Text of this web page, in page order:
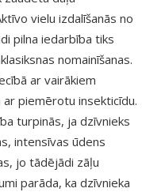
vielu izdalīšanās no
pilna iedarbība tiks
nomainīšanas.
ar vairākiem
piemērotu insekticīdu.
turpinās, ja dzīvnieks
intensīvas ūdens
jo tādējādi zāļu
parāda, ka dzīvnieka